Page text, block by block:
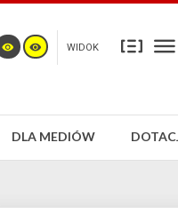
WIDOK
DLA MEDIÓW